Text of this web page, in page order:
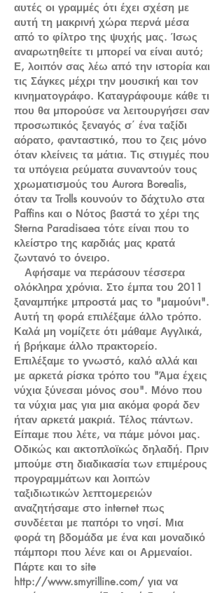
αυτές οι γραμμές ότι έχει σχέση με
αυτή τη μακρινή χώρα περνά μέσα
από το φίλτρο της ψυχής μας. Ίσως
αναρωτηθείτε τι μπορεί να είναι αυτό;
Ε, λοιπόν σας λέω από την ιστορία και
τις Σάγκες μέχρι την μουσική και τον
κινηματογράφο. Καταγράφουμε κάθε τι
που θα μπορούσε να λειτουργήσει σαν
προσωπικός ξεναγός σ΄ ένα ταξίδι
αόρατο, φανταστικό, που το ζεις μόνο
όταν κλείνεις τα μάτια. Τις στιγμές που
τα υπόγεια ρεύματα συναντούν τους
χρωματισμούς του Aurora Borealis,
όταν τα Trolls κουνούν το δάχτυλο στα
Paffins και ο Νότος βαστά το χέρι της
Sterna Paradisaea τότε είναι που το
κλείστρο της καρδιάς μας κρατά
ζωντανό το όνειρο.
Αφήσαμε να περάσουν τέσσερα
ολόκληρα χρόνια. Στο έμπα του 2011
ξαναμπήκε μπροστά μας το "μαμούνι".
Αυτή τη φορά επιλέξαμε άλλο τρόπο.
Καλά μη νομίζετε ότι μάθαμε Αγγλικά,
ή βρήκαμε άλλο πρακτορείο.
Επιλέξαμε το γνωστό, καλό αλλά και
με αρκετά ρίσκα τρόπο του "Άμα έχεις
νύχια ξύνεσαι μόνος σου". Μόνο που
τα νύχια μας για μια ακόμα φορά δεν
ήταν αρκετά μακριά. Τέλος πάντων.
Είπαμε που λέτε, να πάμε μόνοι μας.
Οδικώς και ακτοπλοϊκώς δηλαδή. Πριν
μπούμε στη διαδικασία των επιμέρους
προγραμμάτων και λοιπών
ταξιδιωτικών λεπτομερειών
αναζητήσαμε στο internet πως
συνδέεται με παπόρι το νησί. Μια
φορά τη βδομάδα με ένα και μοναδικό
πάμπορι που λένε και οι Αρμεναίοι.
Πάρτε και το site
http://www.smyrilline.com/ για να